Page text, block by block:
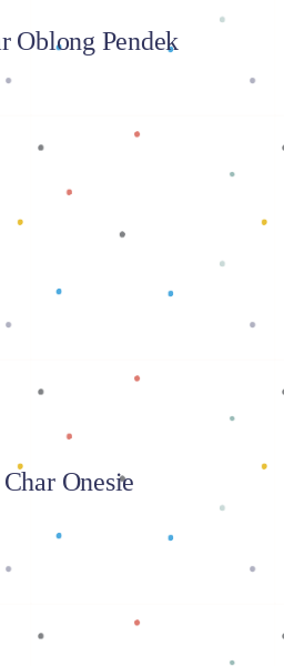
Oblong Pendek
selengkapnya
Onesie